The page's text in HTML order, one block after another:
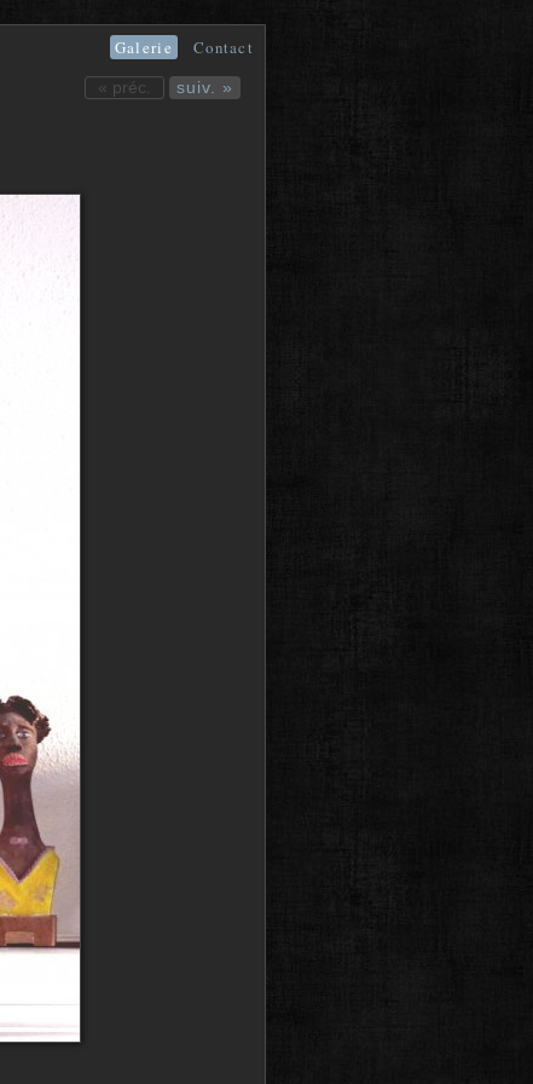
Galerie Contact
« préc. suiv. »